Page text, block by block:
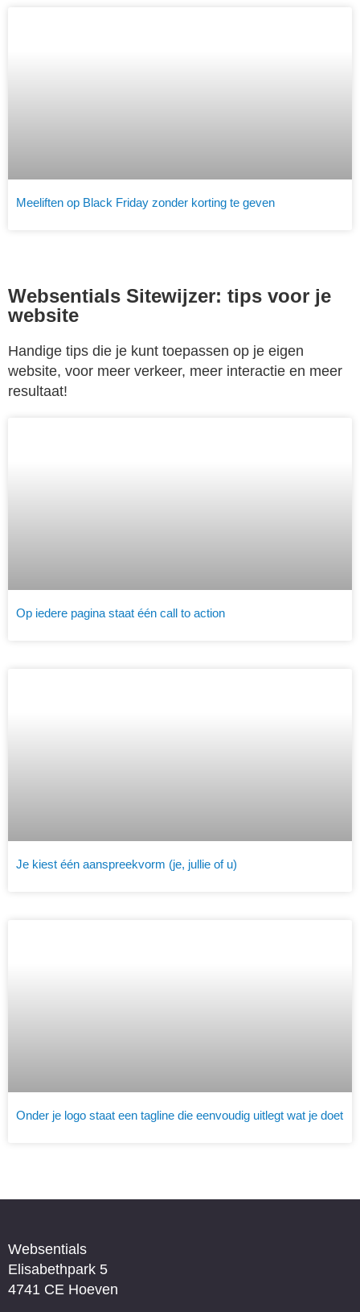
Meeliften op Black Friday zonder korting te geven
Websentials Sitewijzer: tips voor je
website
Handige tips die je kunt toepassen op je eigen
website, voor meer verkeer, meer interactie en meer
resultaat!
Op iedere pagina staat één call to action
Je kiest één aanspreekvorm (je, jullie of u)
Onder je logo staat een tagline die eenvoudig uitlegt wat je doet
Websentials
Elisabethpark 5
4741 CE Hoeven